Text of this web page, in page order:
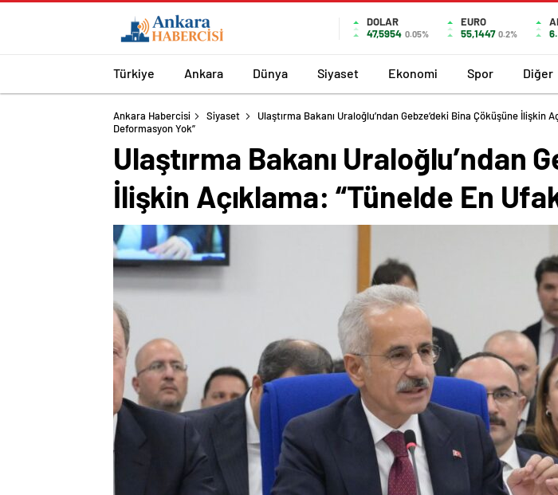
DOLAR
47,5954 0.05%
EURO
55,1447 0.2%
Türkiye Ankara Dünya Siyaset Ekonomi Spor Diğer
Ankara Habercisi Siyaset
Ulaştırma Bakanı Uraloğlu’ndan Gebze’deki Bina Çöküşüne İlişkin
Deformasyon Yok”
Ulaştırma Bakanı Uraloğlu’ndan
İlişkin Açıklama: “Tünelde En